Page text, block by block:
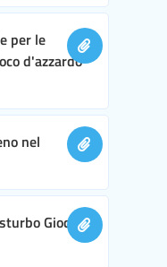
per le
d'azzardo
nel
Gioco